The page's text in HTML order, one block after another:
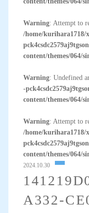
Warning: Attempt to
/home/kurihara1718/
content/themes/064/
Warning: Undefined
-
content/themes/064/
Warning: Attempt to
/home/kurihara1718/
content/themes/064/
2024.10.30
A332-